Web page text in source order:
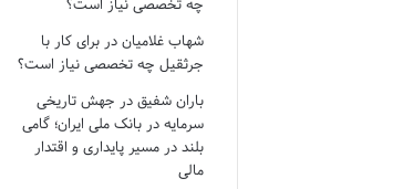
چه تخصصی نیاز است؟
شهاب غلامیان دربرای کار با
جرثقیل چه تخصصی نیاز است؟
باران شفیق در جهش تاریخی
سرمایه در بانک ملی ایران؛ گامی
بلند در مسیر پایداری و اقتدار
مالی